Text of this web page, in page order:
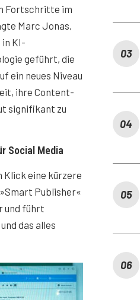
Fortschritte im
Marc Jonas,
KI-
geführt, die
ein neues Niveau
ihre Content-
signifikant zu
Social Media
Klick eine kürzere
Publisher«
und führt
das alles